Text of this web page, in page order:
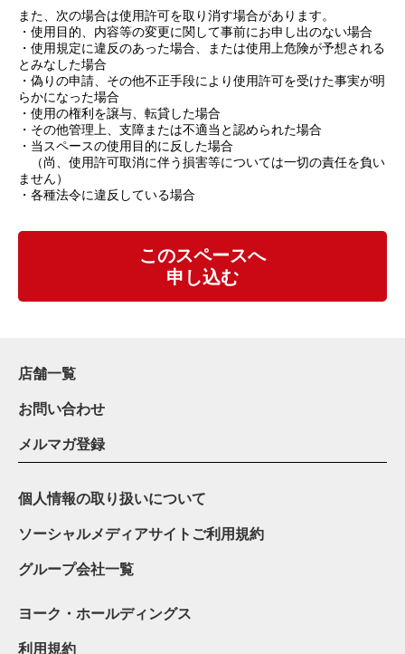
また、次の場合は使用許可を取り消す場合があります。
・使用目的、内容等の変更に関して事前にお申し出のない場合
・使用規定に違反のあった場合、または使用上危険が予想される
とみなした場合
・偽りの申請、その他不正手段により使用許可を受けた事実が明
らかになった場合
・使用の権利を譲与、転貸した場合
・その他管理上、支障または不適当と認められた場合
・当スペースの使用目的に反した場合
（尚、使用許可取消に伴う損害等については一切の責任を負い
ません）
・各種法令に違反している場合
このスペースへ
申し込む
店舗一覧
お問い合わせ
メルマガ登録
個人情報の取り扱いについて
ソーシャルメディアサイトご利用規約
グループ会社一覧
ヨーク・ホールディングス
利用規約